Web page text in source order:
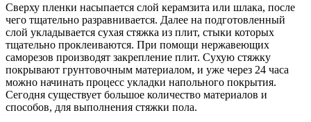
Сверху пленки насыпается слой керамзита или шлака, после
чего тщательно разравнивается. Далее на подготовленный
слой укладывается сухая стяжка из плит, стыки которых
тщательно проклеиваются. При помощи нержавеющих
саморезов производят закрепление плит. Сухую стяжку
покрывают грунтовочным материалом, и уже через 24 часа
можно начинать процесс укладки напольного покрытия.
Сегодня существует большое количество материалов и
способов, для выполнения стяжки пола.